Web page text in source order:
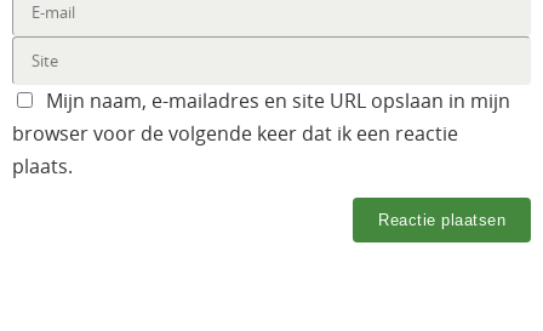
Mijn naam, e-mailadres en site URL opslaan in mijn
browser voor de volgende keer dat ik een reactie
plaats.